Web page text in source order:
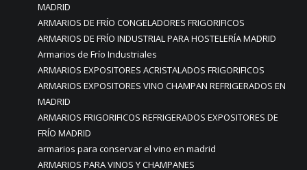
MADRID
ARMARIOS DE FRÍO CONGELADORES FRIGORIFICOS
ARMARIOS DE FRÍO INDUSTRIAL PARA HOSTELERÍA MADRID
Armarios de Frío Industriales
ARMARIOS EXPOSITORES ACRISTALADOS FRIGORIFICOS
ARMARIOS EXPOSITORES VINO CHAMPAN REFRIGERADOS EN
MADRID
ARMARIOS FRIGORIFICOS REFRIGERADOS EXPOSITORES DE
FRÍO MADRID
armarios para conservar el vino en madrid
ARMARIOS PARA VINOS Y CHAMPANES